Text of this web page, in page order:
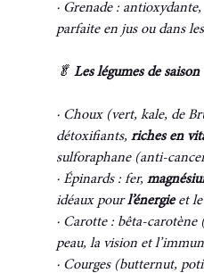
· Grenade : antioxydante,
parfaite en jus ou dans
🥬 Les légumes de saison
· Choux (vert, kale, de
détoxifiants, riches en
sulforaphane (anti-
· Épinards : fer,
idéaux pour l’énergie et
· Carotte : bêta-carotène
peau, la vision et
· Courges (butternut,